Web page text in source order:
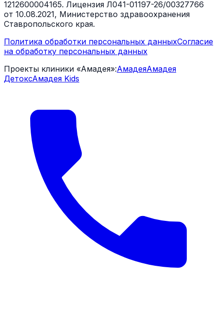
1212600004165. Лицензия Л041-01197-26/00327766
от 10.08.2021, Министерство здравоохранения
Ставропольского края.
Политика обработки персональных данныхСогласие
на обработку персональных данных
Проекты клиники «Амадея»:АмадеяАмадея
ДетоксАмадея Kids